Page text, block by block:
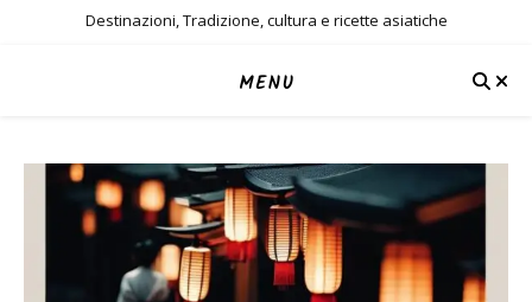
Destinazioni, Tradizione, cultura e ricette asiatiche
MENU